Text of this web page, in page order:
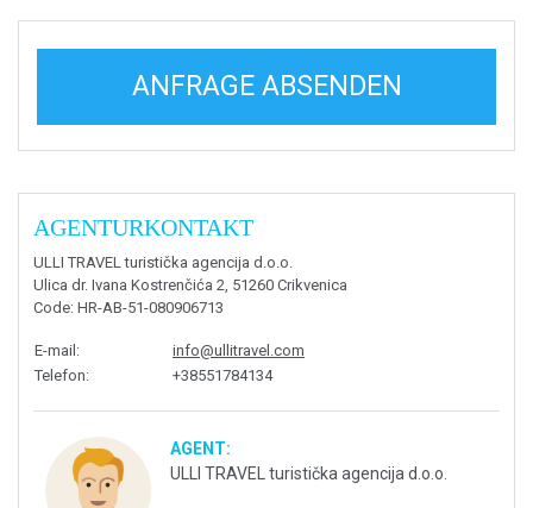
ANFRAGE ABSENDEN
AGENTURKONTAKT
ULLI TRAVEL turistička agencija d.o.o.
Ulica dr. Ivana Kostrenčića 2, 51260 Crikvenica
Code: HR-AB-51-080906713
E-mail :
info@ullitravel.com
Telefon: +38551784134
AGENT:
ULLI TRAVEL turistička agencija d.o.o.